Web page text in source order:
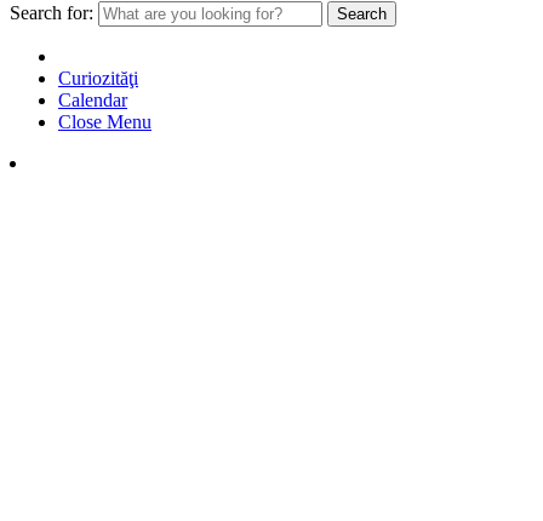
Search for:
Curiozităţi
Calendar
Close Menu